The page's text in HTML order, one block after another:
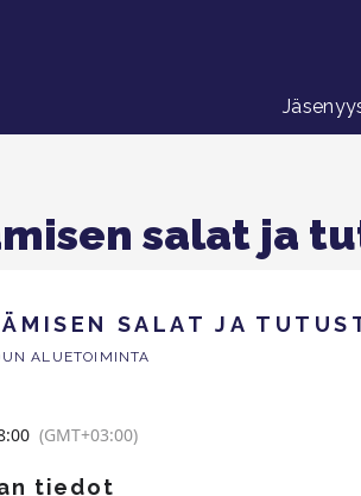
salat ja
SALAT JA
ALUETOIMINTA
(GMT+03:00)
tiedot